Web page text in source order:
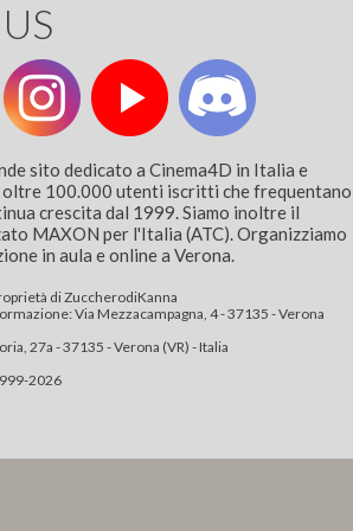
sito dedicato a Cinema4D in Italia e
oltre 100.000 utenti iscritti che frequentano
crescita dal 1999. Siamo inoltre il
MAXON per l'Italia (ATC). Organizziamo
in aula e online a Verona.
di ZuccherodiKanna
Via Mezzacampagna, 4 - 37135 - Verona
27a - 37135 - Verona (VR) - Italia
2026